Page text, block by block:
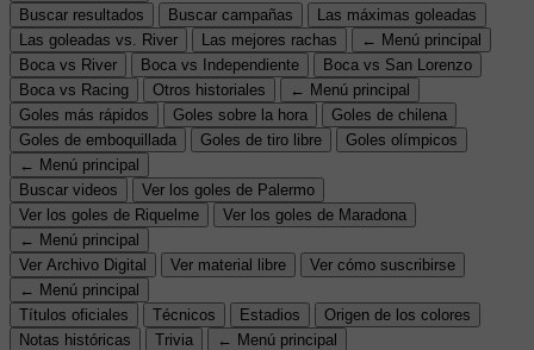
Buscar resultados
Buscar campañas
Las máximas goleadas
Las goleadas vs. River
Las mejores rachas
← Menú principal
Boca vs River
Boca vs Independiente
Boca vs San Lorenzo
Boca vs Racing
Otros historiales
← Menú principal
Goles más rápidos
Goles sobre la hora
Goles de chilena
Goles de emboquillada
Goles de tiro libre
Goles olímpicos
← Menú principal
Buscar videos
Ver los goles de Palermo
Ver los goles de Riquelme
Ver los goles de Maradona
← Menú principal
Ver Archivo Digital
Ver material libre
Ver cómo suscribirse
← Menú principal
Títulos oficiales
Técnicos Estadios
Origen de los colores
Notas históricas
Trivia ← Menú principal